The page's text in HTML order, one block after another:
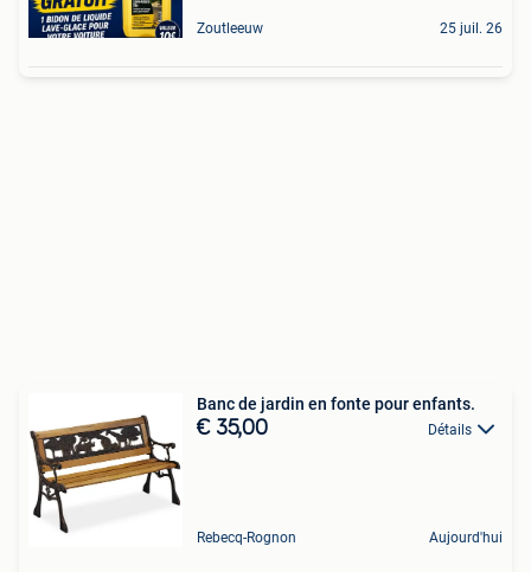
Zoutleeuw 25 juil. 26
Banc de jardin en fonte pour enfants.
€ 35,00 Détails
Rebecq-Rognon Aujourd'hui